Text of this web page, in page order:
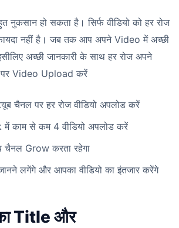
नुकसान हो सकता है। सिर्फ वीडियो को हर रोज
नहीं है। जब तक आप अपने Video में अच्छी
अच्छी जानकारी के साथ हर रोज अपने
Video Upload करें
चैनल पर हर रोज वीडियो अपलोड करें
में काम से कम 4 वीडियो अपलोड करें
Grow करता रहेगा
लगेंगे और आपका वीडियो का इंतजार करेंगे
का Title और